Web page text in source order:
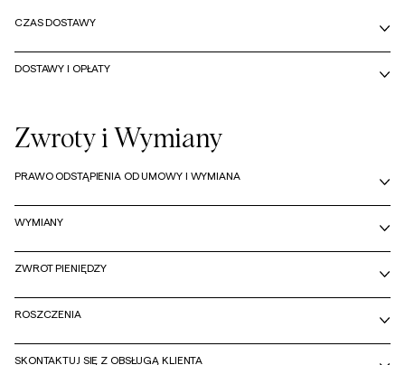
CZAS DOSTAWY
DOSTAWY I OPŁATY
Zwroty i Wymiany
PRAWO ODSTĄPIENIA OD UMOWY I WYMIANA
WYMIANY
ZWROT PIENIĘDZY
ROSZCZENIA
SKONTAKTUJ SIĘ Z OBSŁUGĄ KLIENTA